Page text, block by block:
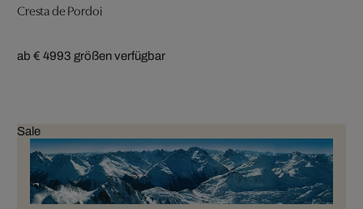
Cresta de Pordoi
ab € 4993 größen verfügbar
Sale